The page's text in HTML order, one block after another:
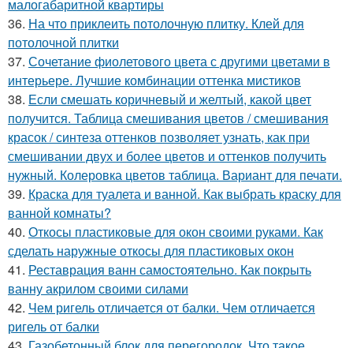
малогабаритной квартиры
36. На что приклеить потолочную плитку. Клей для
потолочной плитки
37. Сочетание фиолетового цвета с другими цветами в
интерьере. Лучшие комбинации оттенка мистиков
38. Если смешать коричневый и желтый, какой цвет
получится. Таблица смешивания цветов / смешивания
красок / синтеза оттенков позволяет узнать, как при
смешивании двух и более цветов и оттенков получить
нужный. Колеровка цветов таблица. Вариант для печати.
39. Краска для туалета и ванной. Как выбрать краску для
ванной комнаты?
40. Откосы пластиковые для окон своими руками. Как
сделать наружные откосы для пластиковых окон
41. Реставрация ванн самостоятельно. Как покрыть
ванну акрилом своими силами
42. Чем ригель отличается от балки. Чем отличается
ригель от балки